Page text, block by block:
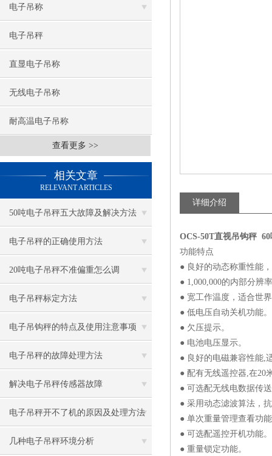
电子吊称
电子吊秤
直显电子吊称
无线电子吊称
耐高温电子吊称
查看更多 >>
相关文章
RELEVANT ARTICLES
50吨电子吊秤五大故障及解决方法
电子吊秤的正确使用方法
20吨电子吊秤不准偏重怎么调
电子吊秤标定方法
电子吊钩秤的特点及使用注意事项
电子吊秤的故障处理方法
解决电子吊秤传感器故障
电子吊秤开不了机的原因及处理方法
几种电子吊秤环境分析
详细介绍
OCS-50T直视吊钩秤
功能特点
● 良好的动态称重性能
● 1,000,000的内部分辨
● 宽工作温度，适合世
● 低电压自动关机功能。
● 欠压提示。
● 电池电压显示。
● 良好的电磁兼容性能,
● 配有无线遥控器,在20
● 可选配无线电数据传
● 采用动态滤波算法，
● 单次重量管理查看功
● 可选配遥控开机功能。
● 重量锁定功能。